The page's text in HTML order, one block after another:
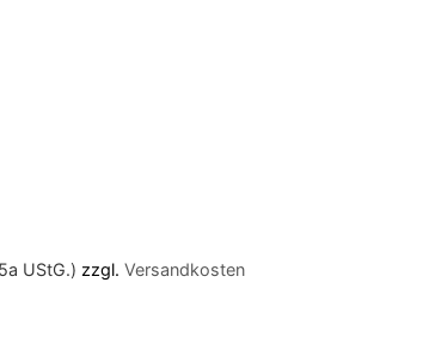
UStG.) zzgl. Versandkosten